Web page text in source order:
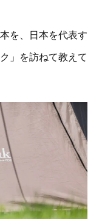
を、日本を代表す
」を訪ねて教えて